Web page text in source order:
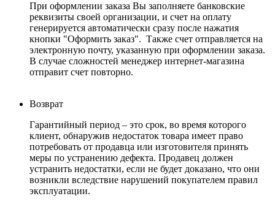
При оформлении заказа Вы заполняете банковские
реквизиты своей организации, и счет на оплату
генерируется автоматически сразу после нажатия
кнопки "Оформить заказ". Также счет отправляется на
электронную почту, указанную при оформлении заказа.
В случае сложностей менеджер интернет-магазина
отправит счет повторно.
Возврат
Гарантийный период – это срок, во время которого
клиент, обнаружив недостаток товара имеет право
потребовать от продавца или изготовителя принять
меры по устранению дефекта. Продавец должен
устранить недостатки, если не будет доказано, что они
возникли вследствие нарушений покупателем правил
эксплуатации.